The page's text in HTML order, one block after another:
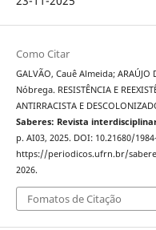
Como Citar
GALVÃO, Cauê Almeida;
Nóbrega. RESISTÊNCIA E
ANTIRRACISTA E
Saberes: Revista
p. AI03, 2025. DOI: 10.21680/
https://periodicos.ufrn.br/
2026.
Fomatos de Citação